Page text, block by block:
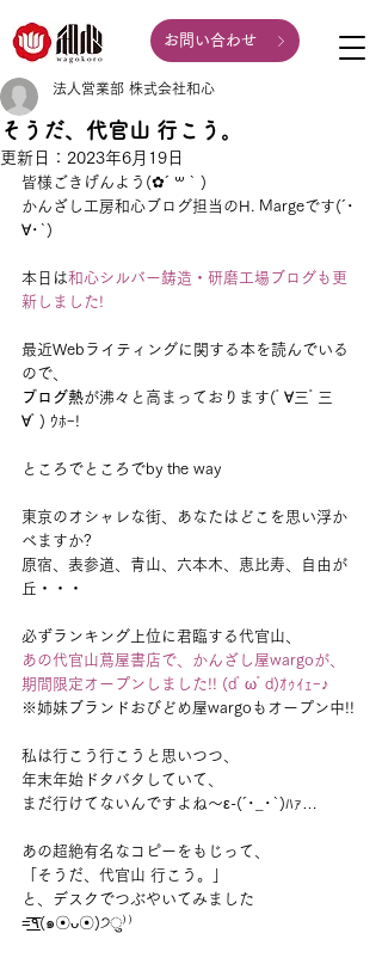
お問い合わせ
そうだ、代官山 行こう。
法人営業部 株式会社和心
更新日： 2023年6月19日
皆様ごきげんよう(✿´ ꒳ ` )
かんざし工房和心ブログ担当のH. Margeです(´･
∀･`)
本日は和心シルバー鋳造・研磨工場ブログも更
新しました!
最近Webライティングに関する本を読んでいる
ので、
ブログ熱が沸々と高まっております(ﾟ∀三ﾟ三
∀ﾟ) ｳﾎｰ!
ところでところでby the way
東京のオシャレな街、あなたはどこを思い浮か
べますか?
原宿、表参道、青山、六本木、恵比寿、自由が
丘・・・
必ずランキング上位に君臨する代官山、
あの代官山蔦屋書店で、かんざし屋wargoが、
期間限定オープンしました!! (dﾟωﾟd)ｵｩｲｪｰ♪
※姉妹ブランドおびどめ屋wargoもオープン中!!
私は行こう行こうと思いつつ、
年末年始ドタバタしていて、
まだ行けてないんですよね〜ε-(´･_･`)ﾊｧ…
あの超絶有名なコピーをもじって、
「そうだ、代官山 行こう。」
と、デスクでつぶやいてみました
=͟͟͞͞٩(๑☉ᴗ☉)੭ु⁾⁾